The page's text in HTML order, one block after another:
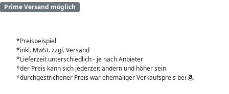
Prime Versand möglich
*Preisbeispiel
*inkl. MwSt. zzgl. Versand
*Lieferzeit unterschiedlich - je nach Anbieter
*der Preis kann sich jederzeit ändern und höher sein
*durchgestrichener Preis war ehemaliger Verkaufspreis bei